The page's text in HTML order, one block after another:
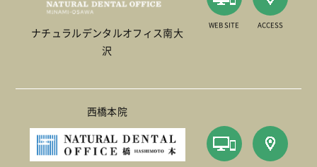
ナチュラルデンタルオフィス南大
沢
WEB SITE ACCESS
西橋本院